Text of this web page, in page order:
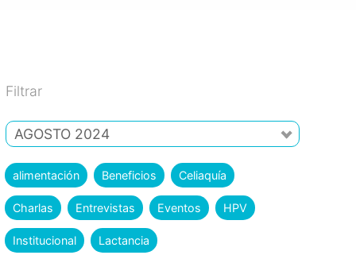
Filtrar
AGOSTO 2024
alimentación Beneficios Celiaquía
Charlas Entrevistas Eventos HPV
Institucional Lactancia